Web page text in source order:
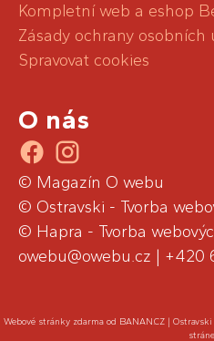
Kompletní web a eshop
Zásady ochrany osobních
Spravovat cookies
O nás
© Magazín O webu
© Ostravski - Tvorba
© Hapra - Tvorba
owebu@owebu.cz | +420
Webové stránky zdarmaod BANAN.CZ| Ostravski